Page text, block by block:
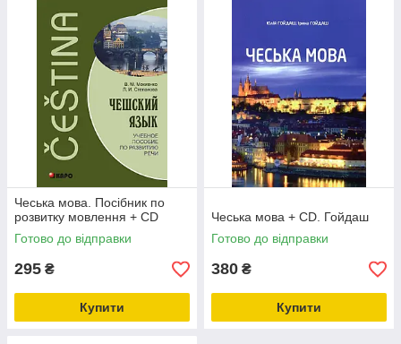
Чеська мова. Посібник по
розвитку мовлення + CD
Готово до відправки
295 ₴
Купити
Чеська мова + CD. Гойдаш
Готово до відправки
380 ₴
Купити